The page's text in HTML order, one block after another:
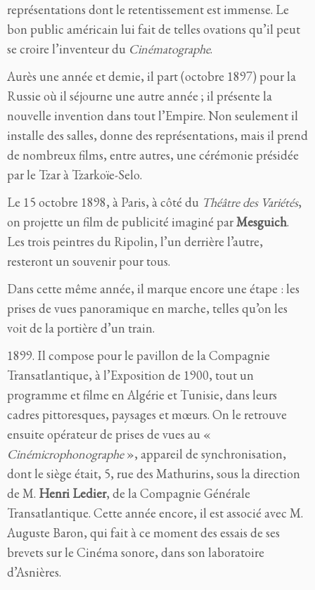
représentations dont le retentissement est immense. Le
bon public américain lui fait de telles ovations qu’il peut
se croire l’inventeur du Cinématographe.
Aurès une année et demie, il part (octobre 1897) pour la
Russie où il séjourne une autre année ; il présente la
nouvelle invention dans tout l’Empire. Non seulement il
installe des salles, donne des représentations, mais il prend
de nombreux films, entre autres, une cérémonie présidée
par le Tzar à Tzarkoïe-Selo.
Le 15 octobre 1898, à Paris, à côté du Théâtre des Variétés,
on projette un film de publicité imaginé parMesguich.
Les trois peintres du Ripolin, l’un derrière l’autre,
resteront un souvenir pour tous.
Dans cette même année, il marque encore une étape : les
prises de vues panoramique en marche, telles qu’on les
voit de la portière d’un train.
1899. Il compose pour le pavillon de la Compagnie
Transatlantique, à l’Exposition de 1900, tout un
programme et filme en Algérie et Tunisie, dans leurs
cadres pittoresques, paysages et mœurs. On le retrouve
ensuite opérateur de prises de vues au «
Cinémicrophonographe», appareil de synchronisation,
dont le siège était, 5, rue des Mathurins, sous la direction
de M. Henri Ledier, de la Compagnie Générale
Transatlantique. Cette année encore, il est associé avec M.
Auguste Baron, qui fait à ce moment des essais de ses
brevets sur le Cinéma sonore, dans son laboratoire
d’Asnières.